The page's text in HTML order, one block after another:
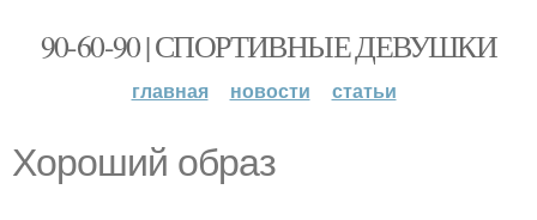
90-60-90 | СПОРТИВНЫЕ ДЕВУШКИ
главная новости статьи
Хороший образ